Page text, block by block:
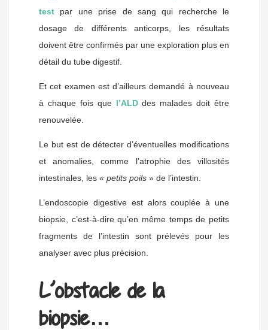
test par une prise de sang qui recherche le
dosage de différents anticorps, les résultats
doivent être confirmés par une exploration plus en
détail du tube digestif.
Et cet examen est d’ailleurs demandé à nouveau
à chaque fois que l’ALDdes malades doit être
renouvelée.
Le but est de détecter d’éventuelles modifications
et anomalies, comme l’atrophie des villosités
intestinales, les « petits poils » de l’intestin.
L’endoscopie digestive est alors couplée à une
biopsie, c’est-à-dire qu’en même temps de petits
fragments de l’intestin sont prélevés pour les
analyser avec plus précision.
L’obstacle de la
biopsie…